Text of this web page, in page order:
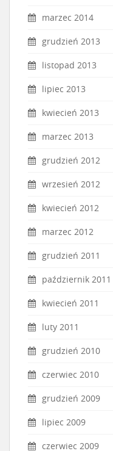
marzec 2014
grudzień 2013
listopad 2013
lipiec 2013
kwiecień 2013
marzec 2013
grudzień 2012
wrzesień 2012
kwiecień 2012
marzec 2012
grudzień 2011
październik 2011
kwiecień 2011
luty 2011
grudzień 2010
czerwiec 2010
grudzień 2009
lipiec 2009
czerwiec 2009